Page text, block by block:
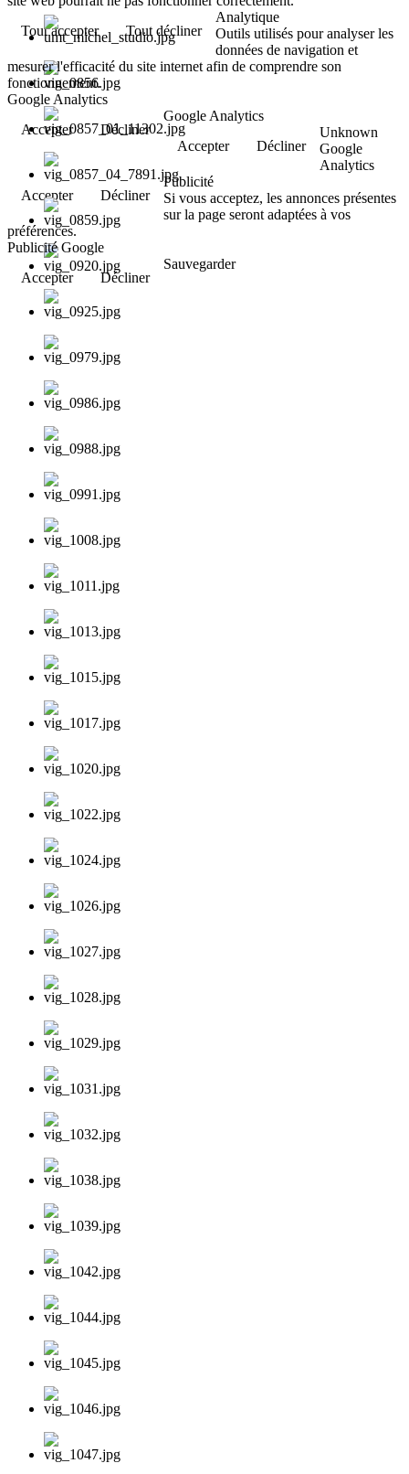
Tout accepter
Tout décliner
Analytique
Outils utilisés pour analyser les
données de navigation et
mesurer l'efficacité du site internet afin de comprendre son
fonctionnement.
Google Analytics
Accepter
Décliner
Google Analytics
Accepter
Décliner
Unknown
Google
Analytics
Accepter
Décliner
Publicité
Si vous acceptez, les annonces présentes
sur la page seront adaptées à vos
préférences.
Publicité Google
Accepter
Décliner
Sauvegarder